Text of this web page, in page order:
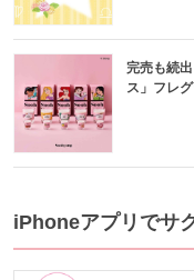
完売も続
ス」フレ
iPhoneアプリでサ